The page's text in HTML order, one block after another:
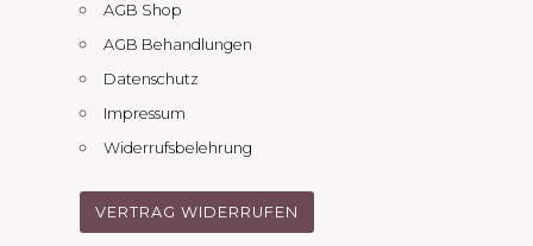
AGB Shop
AGB Behandlungen
Datenschutz
Impressum
Widerrufsbelehrung
VERTRAG WIDERRUFEN